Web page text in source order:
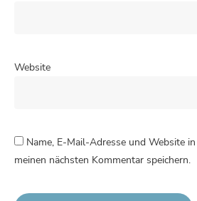
Website
Name, E-Mail-Adresse und Website
meinen nächsten Kommentar speichern.